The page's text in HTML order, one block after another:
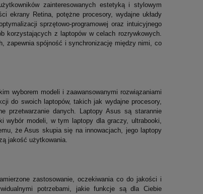
zainteresowanych estetyką i stylowym
ekrany Retina, potężne procesory, wydajne układy
sprzętowo-programowej oraz intuicyjnego
korzystających z laptopów w celach rozrywkowych.
zapewnia spójność i synchronizację między nimi, co
wyborem modeli i zaawansowanymi rozwiązaniami
do swoich laptopów, takich jak wydajne procesory,
przetwarzanie danych. Laptopy Asus są starannie
wybór modeli, w tym laptopy dla graczy, ultrabooki,
że Asus skupia się na innowacjach, jego laptopy
jakość użytkowania.
zastosowanie, oczekiwania co do jakości i
potrzebami, jakie funkcje są dla Ciebie